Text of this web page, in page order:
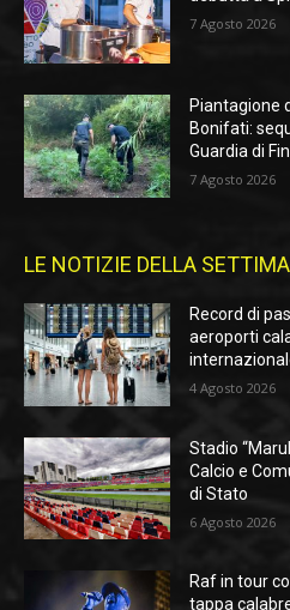
7 Agosto 2026
Piantagione
Bonifati:
Guardia di
7 Agosto 2026
LE NOTIZIE DELLA
Record di
aeroporti
4 Agosto 2026
Stadio
Calcio e
di Stato
6 Agosto 2026
Raf in tour
tappa